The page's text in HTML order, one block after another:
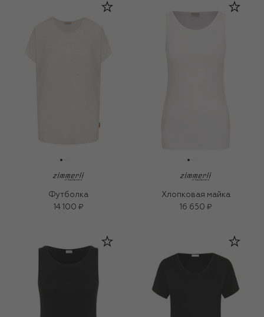
Футболка
14 100 ₽
Хлопковая майка
16 650 ₽